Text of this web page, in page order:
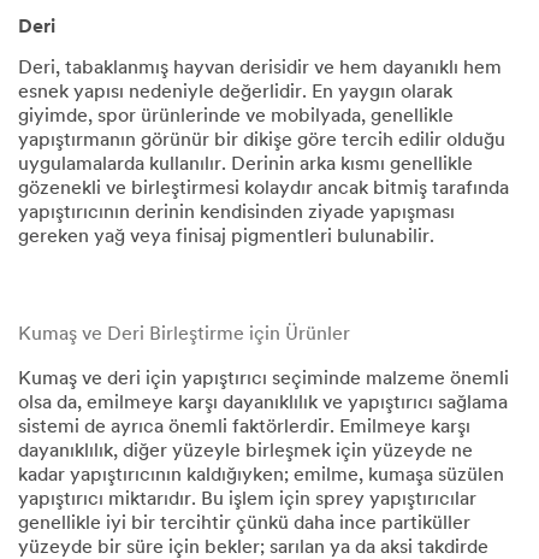
3M
ile
iletişime
geçtiğiniz
için
teşekkür
aldık.
inceliyoruz
Bir
temsilcimiz
telefon
veya
e-
posta
ile
error
occurred.
Deri
Deri, tabaklanmış hayvan derisidir ve hem dayanıklı hem
esnek yapısı nedeniyle değerlidir. En yaygın olarak
giyimde, spor ürünlerinde ve mobilyada, genellikle
yapıştırmanın görünür bir dikişe göre tercih edilir olduğu
uygulamalarda kullanılır. Derinin arka kısmı genellikle
gözenekli ve birleştirmesi kolaydır ancak bitmiş tarafında
yapıştırıcının derinin kendisinden ziyade yapışması
gereken yağ veya finisaj pigmentleri bulunabilir.​​
Kumaş ve Deri Birleştirme için Ürünler
Kumaş ve deri için yapıştırıcı seçiminde malzeme önemli
olsa da, emilmeye karşı dayanıklılık ve yapıştırıcı sağlama
sistemi de ayrıca önemli faktörlerdir. Emilmeye karşı
dayanıklılık, diğer yüzeyle birleşmek için yüzeyde ne
kadar yapıştırıcının kaldığıyken; emilme, kumaşa süzülen
yapıştırıcı miktarıdır. Bu işlem için sprey yapıştırıcılar
genellikle iyi bir tercihtir çünkü daha ince partiküller
yüzeyde bir süre için bekler; sarılan ya da aksi takdirde